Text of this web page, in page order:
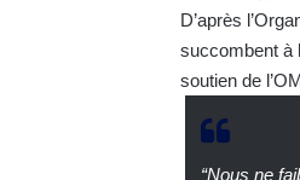
D’après
succombent à
soutien de
“Nous ne